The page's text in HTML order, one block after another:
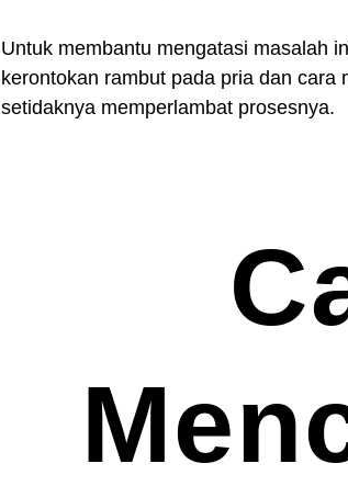
Untuk membantu mengatasi masalah
kerontokan rambut pada pria dan cara
setidaknya memperlambat prosesnya.